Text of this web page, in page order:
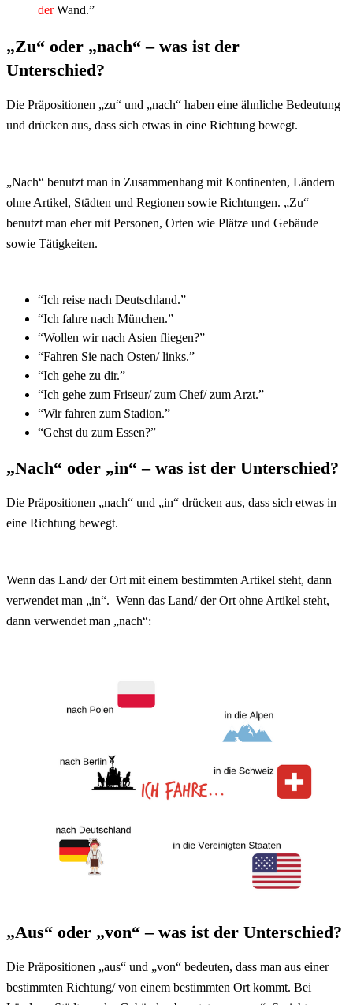
derWand.”
„Zu“ oder „nach“ – was ist der
Unterschied?
Die Präpositionen „zu“ und „nach“ haben eine ähnliche Bedeutung
und drücken aus, dass sich etwas in eine Richtung bewegt.
„Nach“ benutzt man in Zusammenhang mit Kontinenten, Ländern
ohne Artikel, Städten und Regionen sowie Richtungen. „Zu“
benutzt man eher mit Personen, Orten wie Plätze und Gebäude
sowie Tätigkeiten.
“Ich reise nach Deutschland.”
“Ich fahre nach München.”
“Wollen wir nach Asien fliegen?”
“Fahren Sie nach Osten/ links.”
“Ich gehe zu dir.”
“Ich gehe zum Friseur/ zum Chef/ zum Arzt.”
“Wir fahren zum Stadion.”
“Gehst du zum Essen?”
„Nach“ oder „in“ – was ist der Unterschied?
Die Präpositionen „nach“ und „in“ drücken aus, dass sich etwas in
eine Richtung bewegt.
Wenn das Land/ der Ort mit einem bestimmten Artikel steht, dann
verwendet man „in“. Wenn das Land/ der Ort ohne Artikel steht,
dann verwendet man „nach“:
„Aus“ oder „von“ – was ist der Unterschied?
Die Präpositionen „aus“ und „von“ bedeuten, dass man aus einer
bestimmten Richtung/ von einem bestimmten Ort kommt. Bei